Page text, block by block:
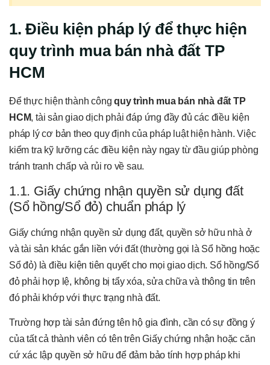
1. Điều kiện pháp lý để thực hiện
quy trình mua bán nhà đất TP
HCM
Để thực hiện thành côngquy trình mua bán nhà đất TP
HCM, tài sản giao dịch phải đáp ứng đầy đủ các điều kiện
pháp lý cơ bản theo quy định của pháp luật hiện hành. Việc
kiểm tra kỹ lưỡng các điều kiện này ngay từ đầu giúp phòng
tránh tranh chấp và rủi ro về sau.
1.1. Giấy chứng nhận quyền sử dụng đất
(Sổ hồng/Sổ đỏ) chuẩn pháp lý
Giấy chứng nhận quyền sử dụng đất, quyền sở hữu nhà ở
và tài sản khác gắn liền với đất (thường gọi là Sổ hồng hoặc
Sổ đỏ) là điều kiện tiên quyết cho mọi giao dịch. Sổ hồng/Sổ
đỏ phải hợp lệ, không bị tẩy xóa, sửa chữa và thông tin trên
đó phải khớp với thực trạng nhà đất.
Trường hợp tài sản đứng tên hộ gia đình, cần có sự đồng ý
của tất cả thành viên có tên trên Giấy chứng nhận hoặc căn
cứ xác lập quyền sở hữu để đảm bảo tính hợp pháp khi